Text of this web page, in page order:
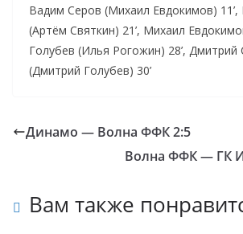
Вадим Серов (Михаил Евдокимов)
(Артём Святкин) 21’, Михаил
Голубев (Илья Рогожин) 28’, Дмитрий
(Дмитрий Голубев) 30’
Динамо — Волна ФФК 2:5
Волна ФФК — ГК
Вам также